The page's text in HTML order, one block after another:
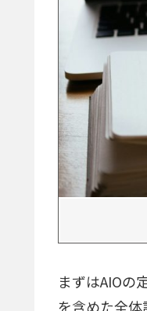
まずはAIOの
を含めた全体